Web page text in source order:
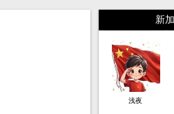
新
浅夜